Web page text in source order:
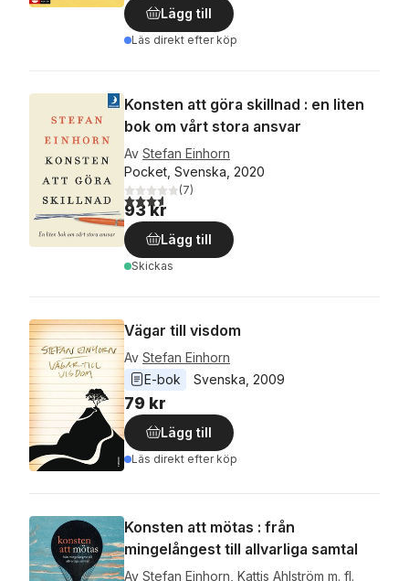
Lägg till
Läs direkt efter köp
Konsten att göra skillnad : en liten
bok om vårt stora ansvar
Av Stefan Einhorn
Pocket, Svenska, 2020
3,6utav 5 stjärnor. Totalt antal röster:
(7)
93 kr
Lägg till
Skickas
Vägar till visdom
Av Stefan Einhorn
E-bok
Svenska 2009
79 kr
Lägg till
Läs direkt efter köp
Konsten att mötas : från
mingelångest till allvarliga samtal
Av Stefan Einhorn Kattis Ahlström m. fl.